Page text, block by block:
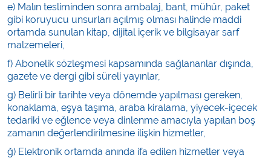
e) Malın tesliminden sonra ambalaj, bant, mühür, paket
gibi koruyucu unsurları açılmış olması halinde maddi
ortamda sunulan kitap, dijital içerik ve bilgisayar sarf
malzemeleri,
f) Abonelik sözleşmesi kapsamında sağlananlar dışında,
gazete ve dergi gibi süreli yayınlar,
g) Belirli bir tarihte veya dönemde yapılması gereken,
konaklama, eşya taşıma, araba kiralama, yiyecek-içecek
tedariki ve eğlence veya dinlenme amacıyla yapılan boş
zamanın değerlendirilmesine ilişkin hizmetler,
ğ) Elektronik ortamda anında ifa edilen hizmetler veya